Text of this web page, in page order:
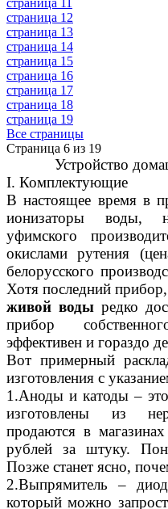
страница 12
страница 13
страница 14
страница 15
страница 16
страница 17
страница 18
страница 19
Все страницы
Страница 6 из 19
Устройство
I. Комплектующие
В настоящее время в
ионизаторы воды,
уфимского
окислами рутения
белорусского
Хотя последний
живой водыредко
прибор
эффективен и гораздо
Вот примерный
изготовления с
1.Аноды и катоды –
изготовлены из
продаются в
рублей за штуку.
Позже станет ясно,
2.Выпрямитель –
который можно